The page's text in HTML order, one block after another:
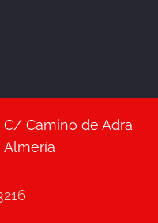
Camino de Adra
Almería